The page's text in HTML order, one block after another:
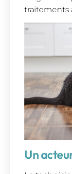
traitements
Un